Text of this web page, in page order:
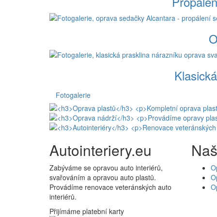
Fotogalerie
Autointeriery.eu
Zabýváme se opravou auto interiérů,
svařováním a opravou auto plastů.
Provádíme renovace veteránských auto
interiérů.
Přijímáme platební karty